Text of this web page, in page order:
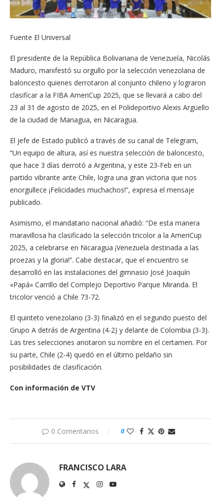
Fuente El Universal
El presidente de la República Bolivariana de Venezuela, Nicolás
Maduro, manifestó su orgullo por la selección venezolana de
baloncesto quienes derrotaron al conjunto chileno y lograron
clasificar a la FIBA AmeriCup 2025, que se llevará a cabo del
23 al 31 de agosto de 2025, en el Polideportivo Alexis Argüello
de la ciudad de Managua, en Nicaragua.
El jefe de Estado publicó a través de su canal de Telegram,
“Un equipo de altura, así es nuestra selección de baloncesto,
que hace 3 días derrotó a Argentina, y este 23-Feb en un
partido vibrante ante Chile, logra una gran victoria que nos
enorgullece ¡Felicidades muchachos!”, expresa el mensaje
publicado.
Asimismo, el mandatario nacional añadió: “De esta manera
maravillosa ha clasificado la selección tricolor a la AmeriCup
2025, a celebrarse en Nicaragua ¡Venezuela destinada a las
proezas y la gloria!”. Cabe destacar, que el encuentro se
desarrolló en las instalaciones del gimnasio José Joaquín
«Papá» Carrillo del Complejo Deportivo Parque Miranda. El
tricolor venció a Chile 73-72.
El quinteto venezolano (3-3) finalizó en el segundo puesto del
Grupo A detrás de Argentina (4-2) y delante de Colombia (3-3).
Las tres selecciones anotaron su nombre en el certamen. Por
su parte, Chile (2-4) quedó en el último peldaño sin
posibilidades de clasificación.
Con información de VTV
0 Comentarios 0
FRANCISCO LARA